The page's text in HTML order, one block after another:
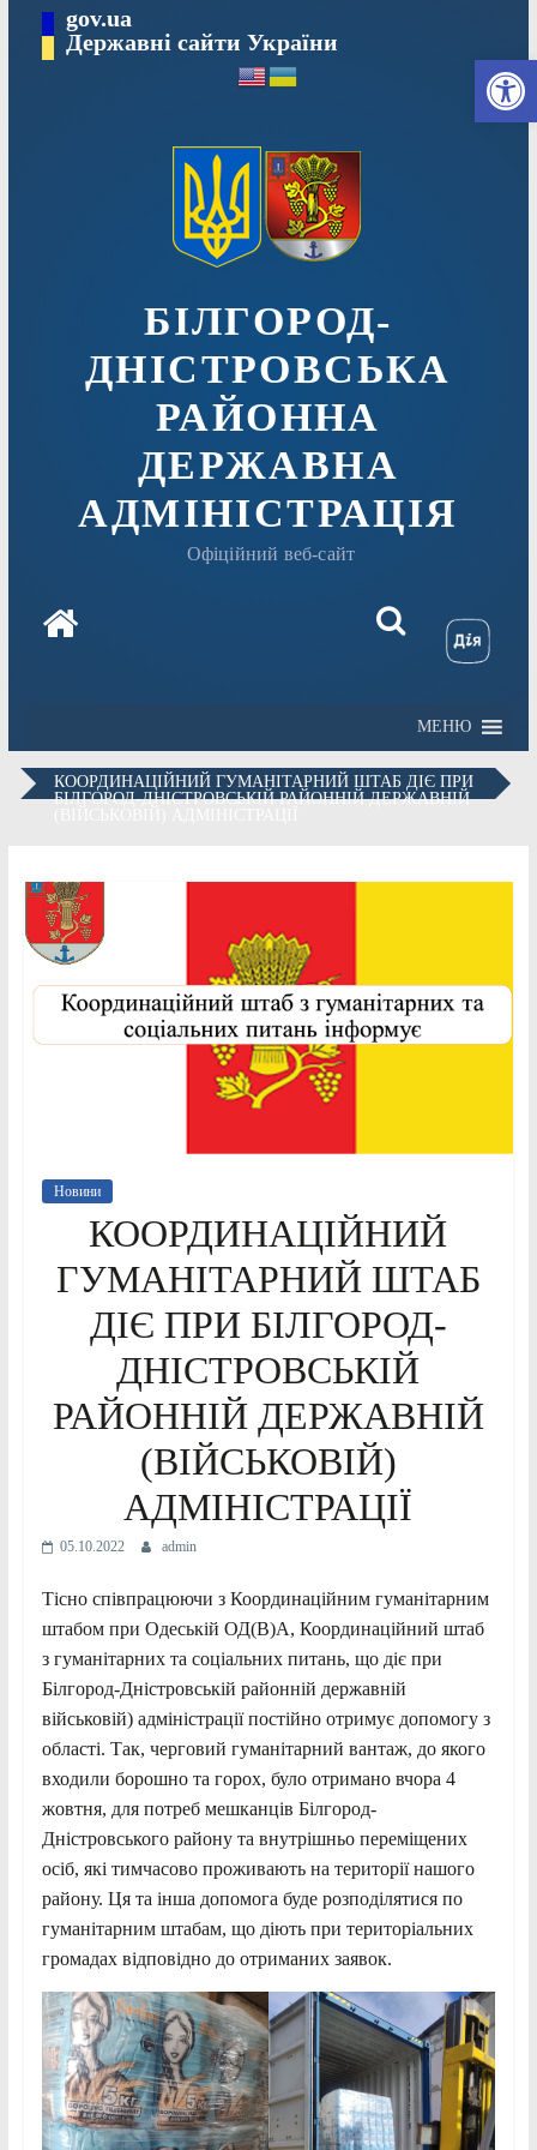
вмісту
gov.ua
Державні сайти України
БІЛГОРОД-
ДНІСТРОВСЬКА
РАЙОННА
ДЕРЖАВНА
АДМІНІСТРАЦІЯ
Офіційний веб-сайт
МЕНЮ
КООРДИНАЦІЙНИЙ ГУМАНІТАРНИЙ ШТАБ ДІЄ ПРИ
БІЛГОРОД-ДНІСТРОВСЬКІЙ РАЙОННІЙ ДЕРЖАВНІЙ
Новини
КООРДИНАЦІЙНИЙ
ГУМАНІТАРНИЙ ШТАБ
ДІЄ ПРИ БІЛГОРОД-
ДНІСТРОВСЬКІЙ
РАЙОННІЙ ДЕРЖАВНІЙ
(ВІЙСЬКОВІЙ)
АДМІНІСТРАЦІЇ
05.10.2022 admin
Тісно співпрацюючи з Координаційним гуманітарним
штабом при Одеській ОД(В)А, Координаційний штаб
з гуманітарних та соціальних питань, що діє при
Білгород-Дністровській районній державній
військовій) адміністрації постійно отримує допомогу з
області. Так, черговий гуманітарний вантаж, до якого
входили борошно та горох, було отримано вчора 4
жовтня, для потреб мешканців Білгород-
Дністровського району та внутрішньо переміщених
осіб, які тимчасово проживають на території нашого
району. Ця та інша допомога буде розподілятися по
гуманітарним штабам, що діють при територіальних
громадах відповідно до отриманих заявок.